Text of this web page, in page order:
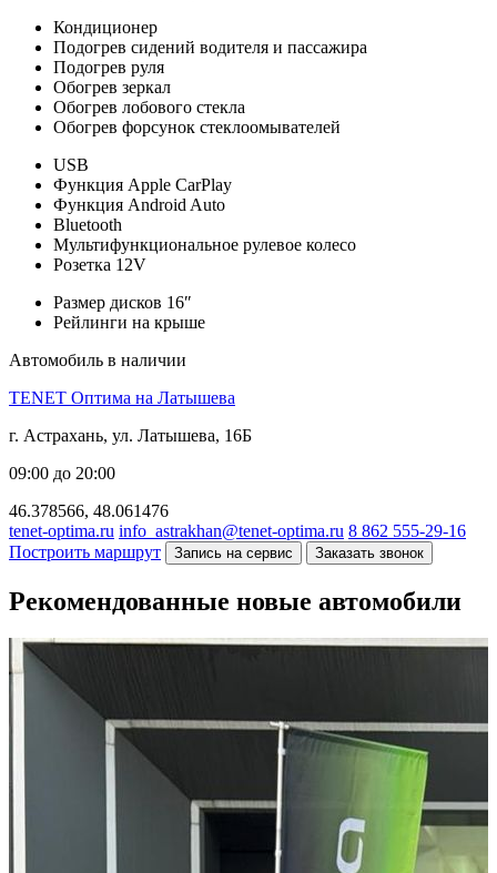
Кондиционер
Подогрев сидений водителя и пассажира
Подогрев руля
Обогрев зеркал
Обогрев лобового стекла
Обогрев форсунок стеклоомывателей
USB
Функция Apple CarPlay
Функция Android Auto
Bluetooth
Мультифункциональное рулевое колесо
Розетка 12V
Размер дисков 16″
Рейлинги на крыше
Автомобиль в наличии
TENET Оптима на Латышева
г. Астрахань, ул. Латышева, 16Б
09:00 до 20:00
46.378566, 48.061476
tenet-optima.ru info_astrakhan@tenet-optima.ru 8 862 555-29-16
Построить маршрут
Запись на сервис Заказать звонок
Рекомендованные новые автомобили